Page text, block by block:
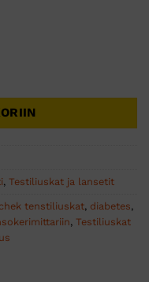
, Testiliuskat ja lansetit
tenstiliuskat, diabetes,
, Testiliuskat